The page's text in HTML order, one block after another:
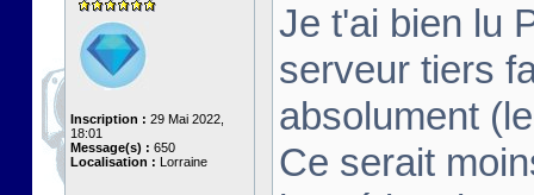
Inscription : 29 Mai 2022,
18:01
Message(s) : 650
Localisation : Lorraine
Je t'ai bien lu
serveur tiers
absolument
Ce serait